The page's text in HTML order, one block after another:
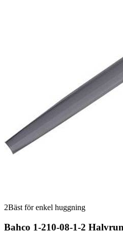
2Bäst för enkel huggning
Bahco 1-210-08-1-2